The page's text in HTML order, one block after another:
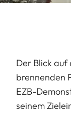
Der Blick auf
brennenden
EZB-
seinem